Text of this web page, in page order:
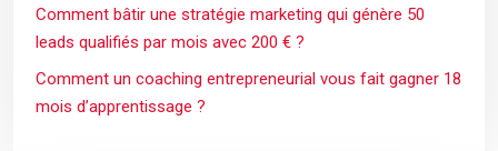
Comment bâtir une stratégie marketing qui génère 50
leads qualifiés par mois avec 200 € ?
Comment un coaching entrepreneurial vous fait gagner 18
mois d’apprentissage ?